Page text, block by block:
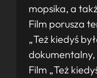
mopsika, a
Film porusza
„Też kiedyś
dokumentalny,
Film „Też